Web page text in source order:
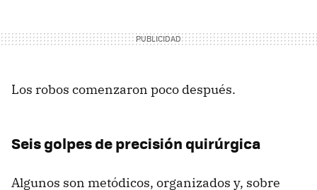
Los robos comenzaron poco después.
Seis golpes de precisión quirúrgica
Algunos son metódicos, organizados y, sobre